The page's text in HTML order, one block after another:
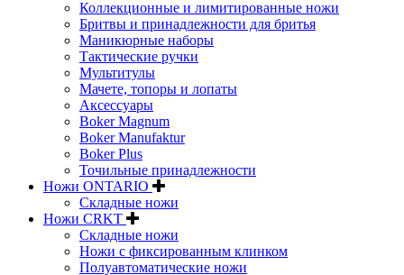
Коллекционные и лимитированные ножи
Бритвы и принадлежности для бритья
Маникюрные наборы
Тактические ручки
Мультитулы
Мачете, топоры и лопаты
Аксессуары
Boker Magnum
Boker Manufaktur
Boker Plus
Точильные принадлежности
Ножи ONTARIO
Складные ножи
Ножи CRKT
Складные ножи
Ножи с фиксированным клинком
Полуавтоматические ножи